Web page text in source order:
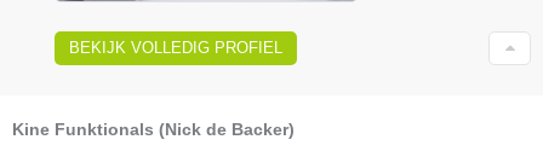
BEKIJK VOLLEDIG PROFIEL
Kine Funktionals (Nick de Backer)